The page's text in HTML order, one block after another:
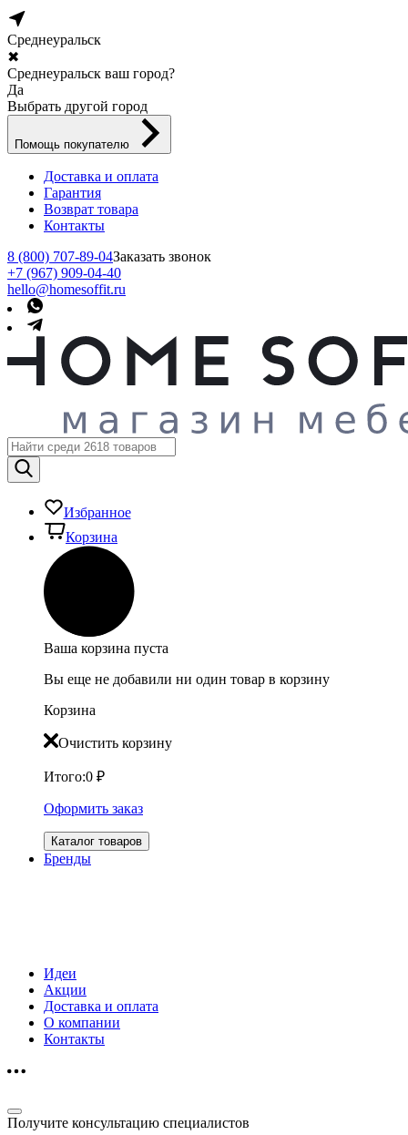
Среднеуральск
✖
Среднеуральск ваш город?
Да
Выбрать другой город
Помощь покупателю
Доставка и оплата
Гарантия
Возврат товара
Контакты
8 (800) 707-89-04Заказать звонок
+7 (967) 909-04-40
hello@homesoffit.ru
Избранное
Корзина
Ваша корзина пуста
Вы еще не добавили ни один товар в корзину
Корзина
Очистить корзину
Итого:0 ₽
Оформить заказ
Каталог товаров
Бренды
Идеи
Акции
Доставка и оплата
О компании
Контакты
Получите консультацию специалистов